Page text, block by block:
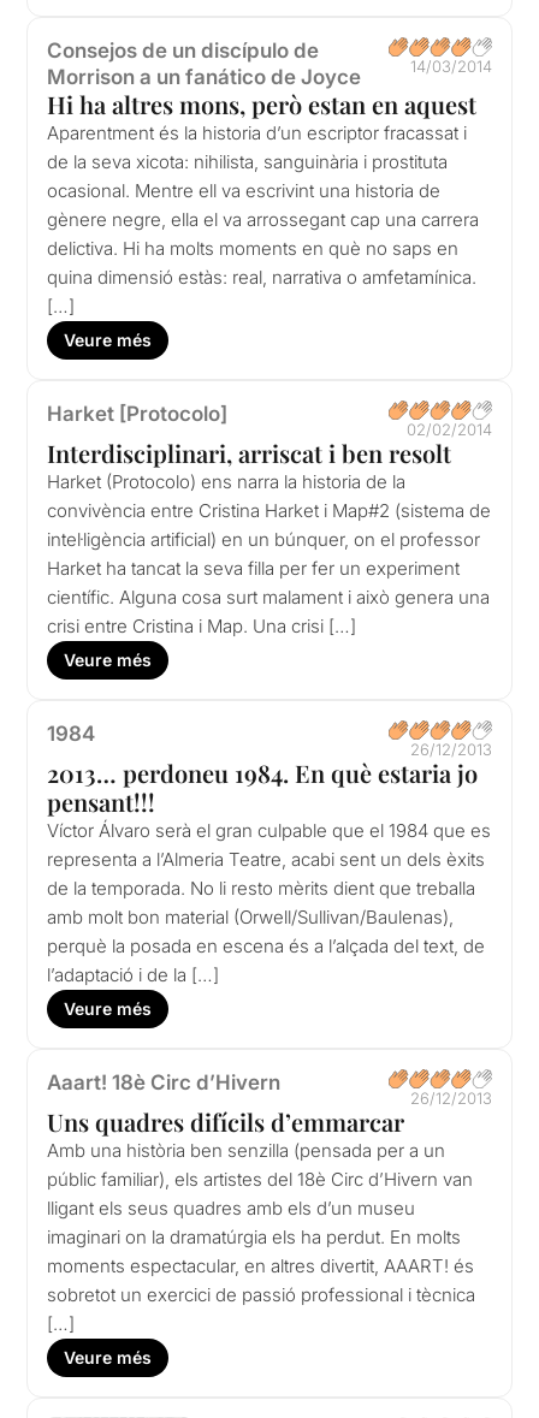
Consejos de un discípulo de
Morrison a un fanático de Joyce
14/03/2014
Hi ha altres mons, però estan en aquest
Aparentment és la historia d’un escriptor fracassat i
de la seva xicota: nihilista, sanguinària i prostituta
ocasional. Mentre ell va escrivint una historia de
gènere negre, ella el va arrossegant cap una carrera
delictiva. Hi ha molts moments en què no saps en
quina dimensió estàs: real, narrativa o amfetamínica.
[…]
Veure més
Harket [Protocolo]
02/02/2014
Interdisciplinari, arriscat i ben resolt
Harket (Protocolo) ens narra la historia de la
convivència entre Cristina Harket i Map#2 (sistema de
intel·ligència artificial) en un búnquer, on el professor
Harket ha tancat la seva filla per fer un experiment
científic. Alguna cosa surt malament i això genera una
crisi entre Cristina i Map. Una crisi […]
Veure més
1984
26/12/2013
2013… perdoneu 1984. En què estaria jo
pensant!!!
Víctor Álvaro serà el gran culpable que el 1984 que es
representa a l’Almeria Teatre, acabi sent un dels èxits
de la temporada. No li resto mèrits dient que treballa
amb molt bon material (Orwell/Sullivan/Baulenas),
perquè la posada en escena és a l’alçada del text, de
l’adaptació i de la […]
Veure més
Aaart! 18è Circ d’Hivern
26/12/2013
Uns quadres difícils d’emmarcar
Amb una història ben senzilla (pensada per a un
públic familiar), els artistes del 18è Circ d’Hivern van
lligant els seus quadres amb els d’un museu
imaginari on la dramatúrgia els ha perdut. En molts
moments espectacular, en altres divertit, AAART! és
sobretot un exercici de passió professional i tècnica
[…]
Veure més